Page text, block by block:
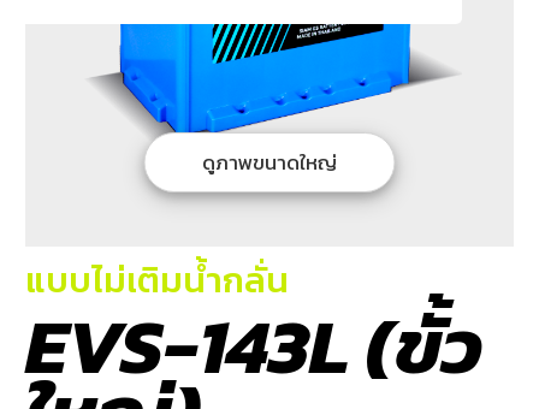
ข่าว
เเละ
กิจกรรม
ดูภาพขนาดใหญ่
แบบไม่เติมน้ำกลั่น
EVS-143L (ขั้ว